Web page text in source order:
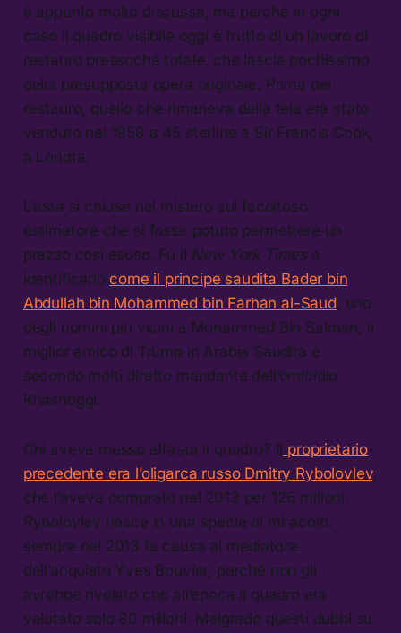
è appunto molto discussa, ma perché in ogni
caso il quadro visibile oggi è frutto di un lavoro di
restauro pressoché totale, che lascia pochissimo
della presupposta opera originale. Prima del
restauro, quello che rimaneva della tela era stato
venduto nel 1958 a 45 sterline a Sir Francis Cook,
a Londra.
L’asta si chiuse nel mistero sul facoltoso
estimatore che si fosse potuto permettere un
prezzo così esoso. Fu il New York Timesa
identificarlo come il principe saudita Bader bin
Abdullah bin Mohammed bin Farhan al-Saud, uno
degli uomini più vicini a Mohammed Bin Salman, il
miglior amico di Trump in Arabia Saudita e
secondo molti diretto mandante dell’omicidio
Khashoggi.
Chi aveva messo all’asta il quadro? Il proprietario
precedente era l’oligarca russo Dmitry Rybolovlev,
che l’aveva comprato nel 2013 per 126 milioni.
Rybolovlev riesce in una specie di miracolo:
sempre nel 2013 fa causa al mediatore
dell’acquisto Yves Bouvier, perché non gli
avrebbe rivelato che all’epoca il quadro era
valutato solo 80 milioni. Malgrado questi dubbi su